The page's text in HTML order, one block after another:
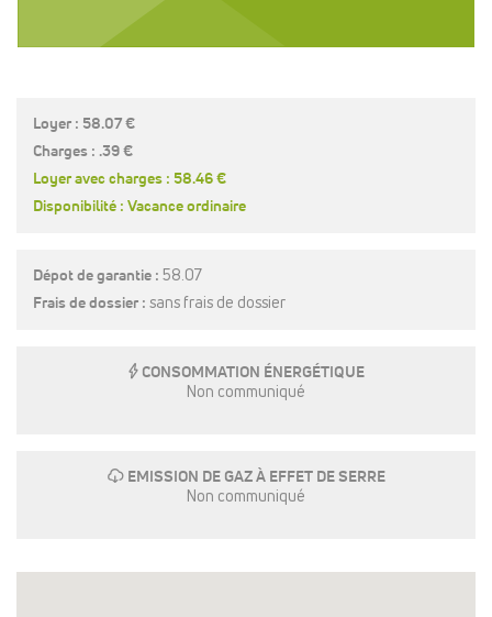
Loyer : 58.07 €
Charges : .39 €
Loyer avec charges : 58.46 €
Disponibilité : Vacance ordinaire
Dépot de garantie : 58.07
Frais de dossier : sans frais de dossier
E CONSOMMATION ÉNERGÉTIQUE
Non communiqué
g EMISSION DE GAZ À EFFET DE SERRE
Non communiqué